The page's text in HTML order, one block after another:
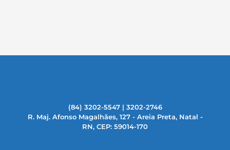
(84) 3202-5547 | 3202-2746
R. Maj. Afonso Magalhães, 127 - Areia Preta, Natal -
RN, CEP: 59014-170